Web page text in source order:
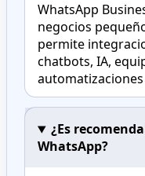
WhatsApp
negocios
permite
chatbots, IA,
¿Es
WhatsApp?